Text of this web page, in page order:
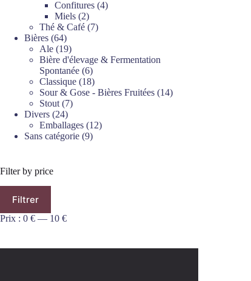
produits
Confitures 44
Miels 22
produits
Thé & Café 77
Bières 6464
produits
Ale 1919
produits
Bière d'élevage & Fermentation
Spontanée 66
produits
Classique 1818
produits
Sour & Gose - Bières Fruitées 1414
Stout 77
Divers 2424
produits
Emballages 1212
Sans catégorie 99
Filter by price
min
maxFiltrer
Prix : 0 € — 10 €